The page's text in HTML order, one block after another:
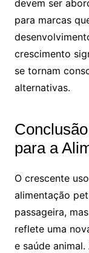
devem ser
para marcas
crescimento
se tornam
alternativas.
para a
O crescente
alimentação
passageira,
reflete uma
e saúde